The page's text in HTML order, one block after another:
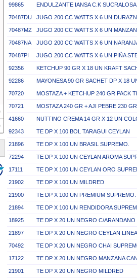
99865 ENDULZANTE IANSA C.K
70487DU JUGO 200 CC WATTS X 6 UN
70487MZ JUGO 200 CC WATTS X 6 UN
70487NA JUGO 200 CC WATTS X 6 UN
70487PI JUGO 200 CC WATTS X 6 UN PIÑA
92356 KETCHUP 90 GR X 18 UN KRAFT
92286 MAYONESA 90 GR SACHET DP X 18
70720 MOSTAZA + KETCHUP 240 GR PACK
70721 MOSTAZA 240 GR + AJI PEBRE 230
41660 NUTTINO CREMA 14 GR X 12 UN
92343 TE DP X 100 BOL TARAGUI CEYLAN
21896 TE DP X 100 UN BRASIL SUPREMO.
72294 TE DP X 100 UN CEYLAN AROMA
17111 TE DP X 100 UN CEYLAN ORO
21902 TE DP X 100 UN MILDRED
21900 TE DP X 100 UN PREMIUM SUPREMO.
21894 TE DP X 100 UN RENDIDORA
18925 TE DP X 20 UN NEGRO C/
21897 TE DP X 20 UN NEGRO CEYLAN
70492 TE DP X 20 UN NEGRO CHAI
17122 TE DP X 20 UN NEGRO MANZANA
21901 TE DP X 20 UN NEGRO MILDRED